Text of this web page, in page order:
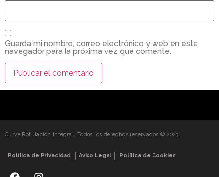
Guarda mi nombre, correo electrónico y web en este
navegador para la próxima vez que comente.
Curva Rotulación Integral. Todos los derechos reservados © 2023
Política de Privacidad Aviso Legal Política de Cookies